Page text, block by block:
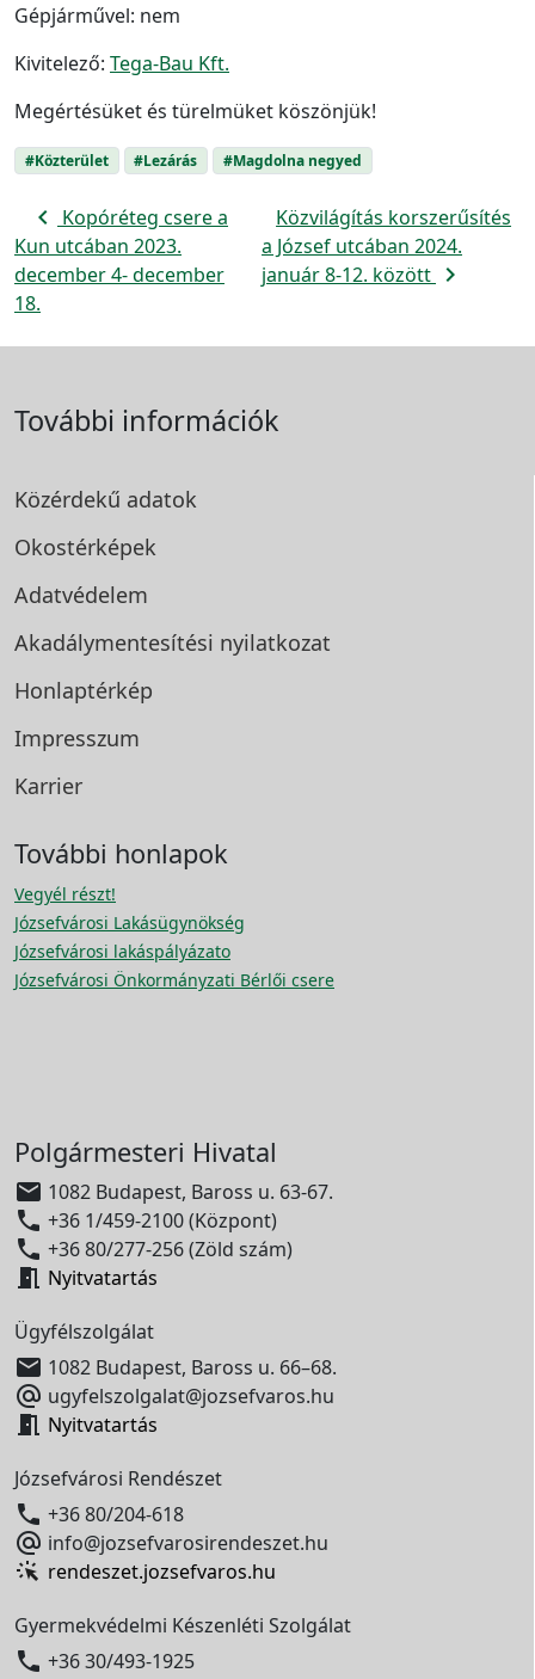
Gépjárművel: nem
Kivitelező: Tega-Bau Kft.
Megértésüket és türelmüket köszönjük!
#Közterület #Lezárás #Magdolna negyed
navigate_before Kopóréteg csere a
Kun utcában 2023.
december 4- december
18.
Közvilágítás korszerűsítés
a József utcában 2024.
január 8-12. között navigate_next
További információk
Közérdekű adatok
Okostérképek
Adatvédelem
Akadálymentesítési nyilatkozat
Honlaptérkép
Impresszum
Karrier
További honlapok
Vegyél részt!
Józsefvárosi Lakásügynökség
Józsefvárosi lakáspályázato
Józsefvárosi Önkormányzati Bérlői csere
Polgármesteri Hivatal
 1082 Budapest, Baross u. 63-67.
 +36 1/459-2100 (Központ)
 +36 80/277-256 (Zöld szám)
 Nyitvatartás
Ügyfélszolgálat
 1082 Budapest, Baross u. 66–68.
 ugyfelszolgalat@jozsefvaros.hu
 Nyitvatartás
Józsefvárosi Rendészet
 +36 80/204-618
 info@jozsefvarosirendeszet.hu
rendeszet.jozsefvaros.hu
Gyermekvédelmi Készenléti Szolgálat
 +36 30/493-1925